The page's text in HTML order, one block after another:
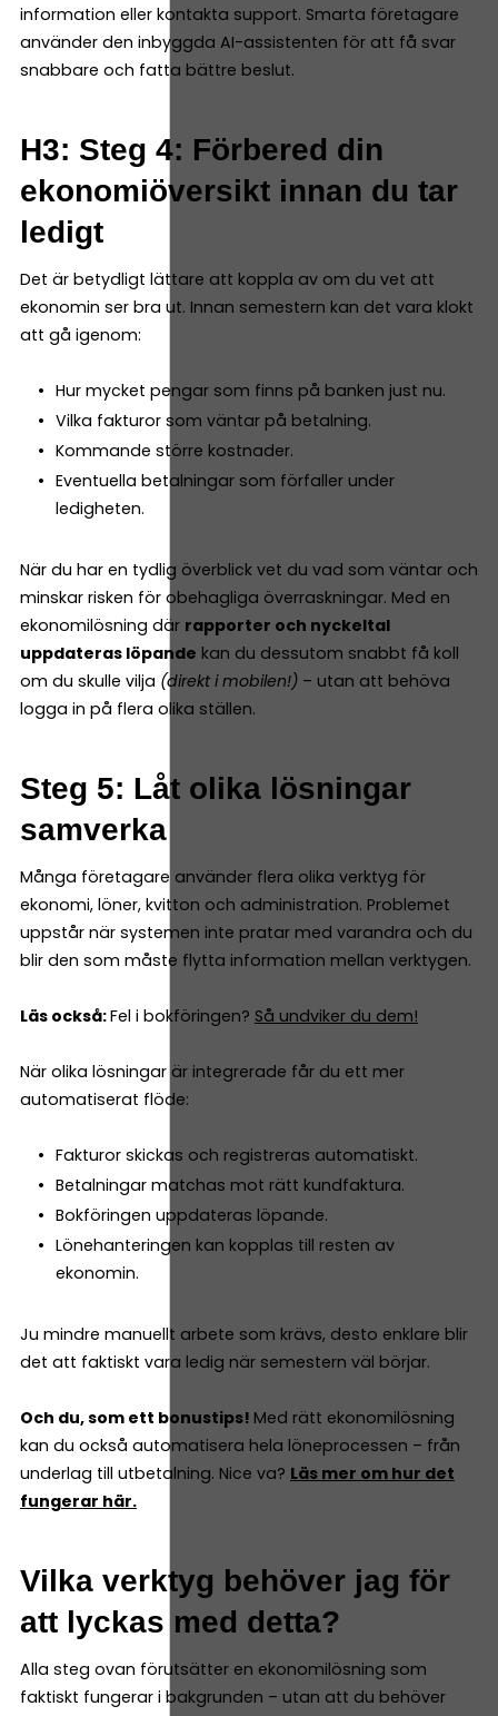
information eller kontakta support. Smarta företagare
använder den inbyggda AI-assistenten för att få svar
snabbare och fatta bättre beslut.
H3: Steg 4: Förbered din
ekonomiöversikt innan du tar
ledigt
Det är betydligt lättare att koppla av om du vet att
ekonomin ser bra ut. Innan semestern kan det vara klokt
att gå igenom:
Hur mycket pengar som finns på banken just nu.
Vilka fakturor som väntar på betalning.
Kommande större kostnader.
Eventuella betalningar som förfaller under
ledigheten.
När du har en tydlig överblick vet du vad som väntar och
minskar risken för obehagliga överraskningar. Med en
ekonomilösning där rapporter och nyckeltal
uppdateras löpande kan du dessutom snabbt få koll
om du skulle vilja (direkt i mobilen!) – utan att behöva
logga in på flera olika ställen.
Steg 5: Låt olika lösningar
samverka
Många företagare använder flera olika verktyg för
ekonomi, löner, kvitton och administration. Problemet
uppstår när systemen inte pratar med varandra och du
blir den som måste flytta information mellan verktygen.
Läs också:Fel i bokföringen? Så undviker du dem!
När olika lösningar är integrerade får du ett mer
automatiserat flöde:
Fakturor skickas och registreras automatiskt.
Betalningar matchas mot rätt kundfaktura.
Bokföringen uppdateras löpande.
Lönehanteringen kan kopplas till resten av
ekonomin.
Ju mindre manuellt arbete som krävs, desto enklare blir
det att faktiskt vara ledig när semestern väl börjar.
Och du, som ett bonustips! Med rätt ekonomilösning
kan du också automatisera hela löneprocessen – från
underlag till utbetalning. Nice va? Läs mer om hur det
fungerar här.
Vilka verktyg behöver jag för
att lyckas med detta?
Alla steg ovan förutsätter en ekonomilösning som
faktiskt fungerar i bakgrunden – utan att du behöver